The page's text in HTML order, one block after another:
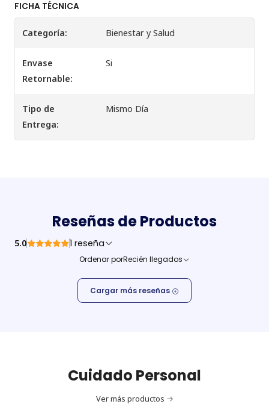
FICHA TÉCNICA
Categoría: Bienestar y Salud
Envase
Retornable:
Si
Tipo de
Entrega:
Mismo Día
Reseñas de Productos
5.0 1 reseña
Ordenar porRecién llegados
Cargar más reseñas
Cuidado Personal
Ver más productos